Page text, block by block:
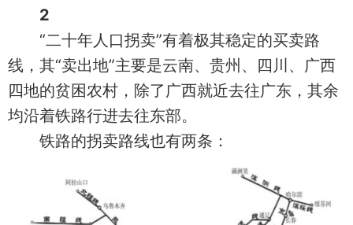
2
“二十年人口拐卖”有着极其稳定的买卖路
线，其“卖出地”主要是云南、贵州、四川、广西
四地的贫困农村，除了广西就近去往广东，其余
均沿着铁路行进去往东部。
铁路的拐卖路线也有两条：